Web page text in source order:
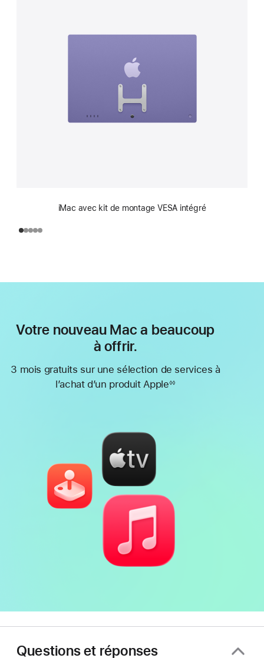
iMac avec kit de montage VESA intégré
Votre nouveau Mac a beaucoup
à offrir.
3 mois gratuits sur une sélection de services à
l’achat d’un produit Apple◊◊
Questions et réponses